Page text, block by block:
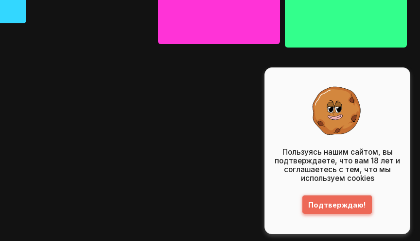
Пользуясь нашим сайтом, вы
подтверждаете, что вам 18 лет и
соглашаетесь с тем, что мы
используем cookies
Подтверждаю!